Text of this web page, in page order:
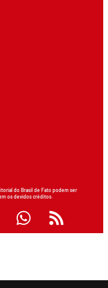
do Brasil de Fato podem ser
os devidos créditos.